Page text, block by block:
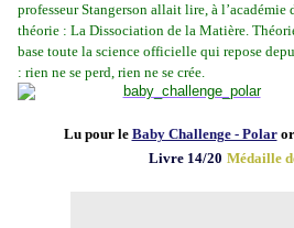
professeur Stangerson allait lire, à l’académie
théorie : La Dissociation de la Matière.
base toute la science officielle qui repose
: rien ne se perd, rien ne se crée.
Lu pour le Baby Challenge - Polar
Livre 14/20 Médaille